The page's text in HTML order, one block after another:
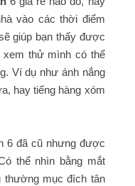
vào các thời điểm
giúp bạn thấy được
xem thử mình có thể
Ví dụ như ánh nắng
hay tiếng hàng xóm
6 đã cũ nhưng được
thể nhìn bằng mắt
thường mục đích tân